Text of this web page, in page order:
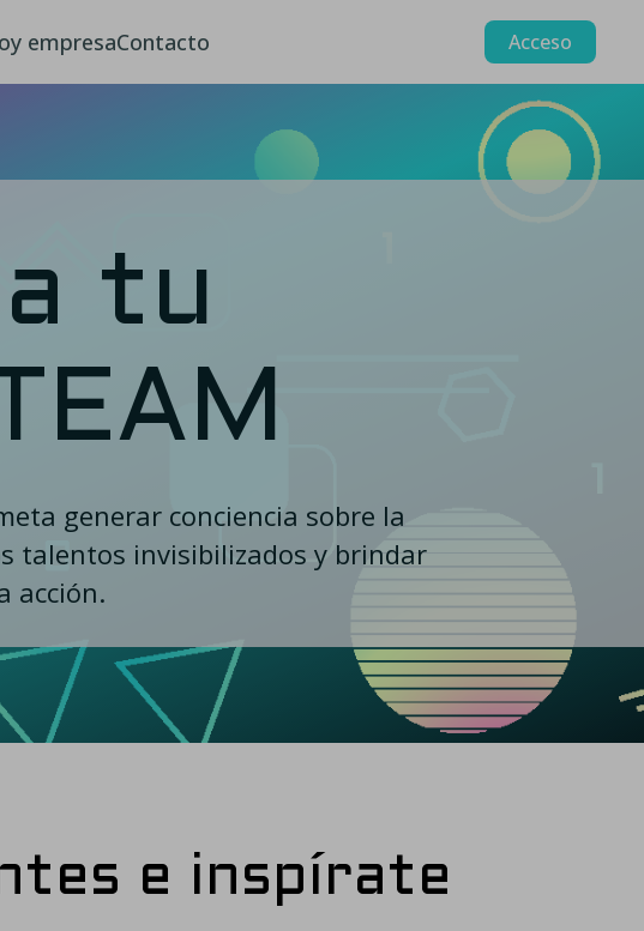
Acceso
empresaContacto
tu
generar conciencia sobre la
talentos invisibilizados y brindar
acción.
e inspírate